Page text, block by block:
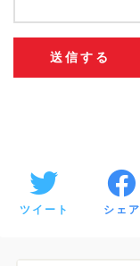
ツイート シェア